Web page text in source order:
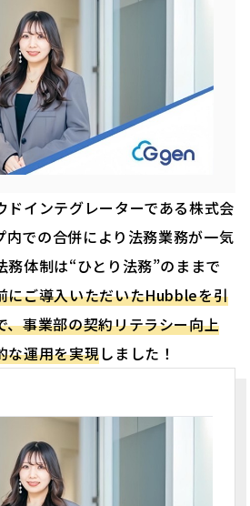
ドインテグレーターである株式会
での合併により法務業務が一気
務体制は“ひとり法務”のままで
にご導入いただいたHubbleを引
、事業部の契約リテラシー向上
な運用を実現しました！